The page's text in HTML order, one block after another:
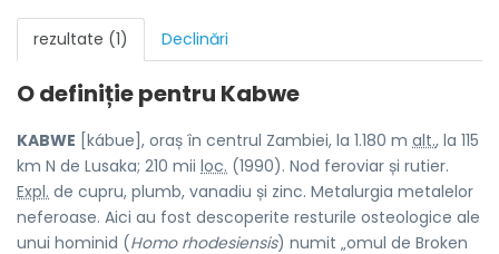
rezultate (1) Declinări
O definiție pentru Kabwe
KABWE [kábue], oraș în centrul Zambiei, la 1.180 m alt., la 115
km N de Lusaka; 210 mii loc. (1990). Nod feroviar și rutier.
Expl. de cupru, plumb, vanadiu și zinc. Metalurgia metalelor
neferoase. Aici au fost descoperite resturile osteologice ale
unui hominid (Homo rhodesiensis) numit „omul de Broken